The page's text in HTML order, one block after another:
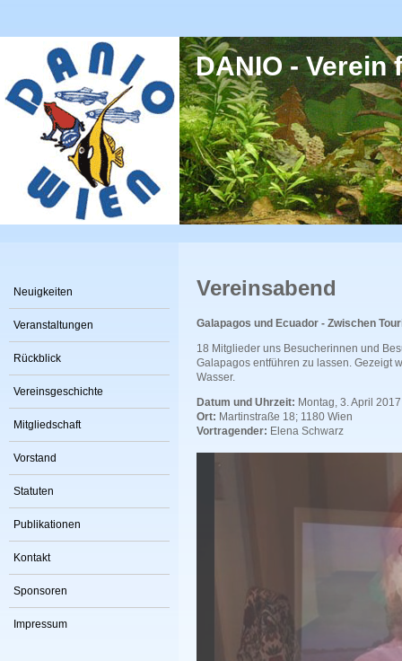
DANIO -
Neuigkeiten
Veranstaltungen
Rückblick
Vereinsgeschichte
Mitgliedschaft
Vorstand
Statuten
Publikationen
Kontakt
Sponsoren
Impressum
Vereinsabend
Galapagos und Ecuador - Zwischen
18 Mitglieder uns Besucherinnen und
Galapagos entführen zu lassen. Gezeigt
Wasser.
Datum und Uhrzeit: Montag, 3. April
Ort: Martinstraße 18; 1180 Wien
Vortragender: Elena Schwarz